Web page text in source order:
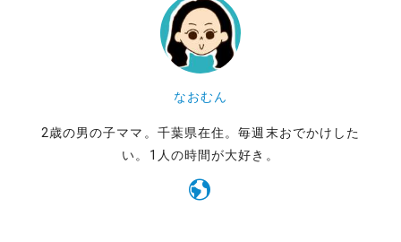
なおむん
2歳の男の子ママ。千葉県在住。毎週末おでかけした
い。1人の時間が大好き。